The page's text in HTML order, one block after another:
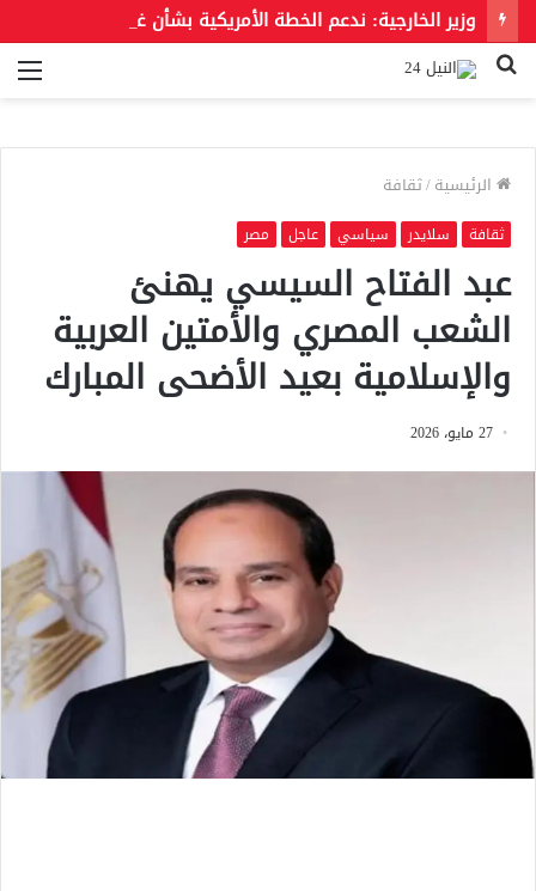
بحث
الرئيسية/ثقافة
ثقافة سلايدر سياسي عاجل مصر
عبد الفتاح السيسي يهنئ
الشعب المصري والأمتين العربية
والإسلامية بعيد الأضحى المبارك
27 مايو، 2026